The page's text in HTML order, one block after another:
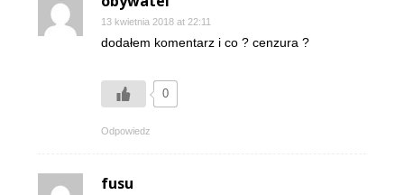
13 kwietnia 2018 at 22:11
dodałem komentarz i co ? cenzura ?
0
Odpowiedz
fusu